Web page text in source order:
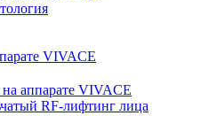
VIVACE
аппарате VIVACE
RF-лифтинг лица